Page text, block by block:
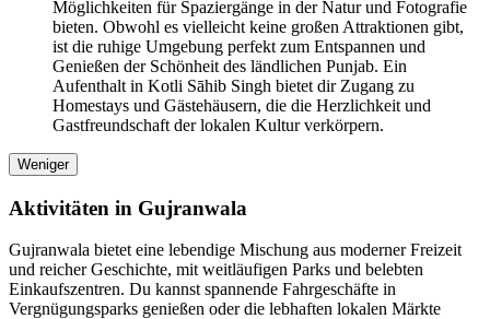
Möglichkeiten für Spaziergänge in der Natur und Fotografie
bieten. Obwohl es vielleicht keine großen Attraktionen gibt,
ist die ruhige Umgebung perfekt zum Entspannen und
Genießen der Schönheit des ländlichen Punjab. Ein
Aufenthalt in Kotli Sāhib Singh bietet dir Zugang zu
Homestays und Gästehäusern, die die Herzlichkeit und
Gastfreundschaft der lokalen Kultur verkörpern.
Weniger
Aktivitäten in Gujranwala
Gujranwala bietet eine lebendige Mischung aus moderner Freizeit
und reicher Geschichte, mit weitläufigen Parks und belebten
Einkaufszentren. Du kannst spannende Fahrgeschäfte in
Vergnügungsparks genießen oder die lebhaften lokalen Märkte